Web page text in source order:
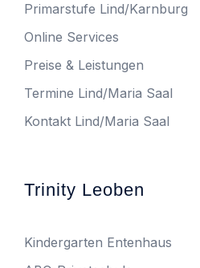
Primarstufe Lind/Karnburg
Online Services
Preise & Leistungen
Termine Lind/Maria Saal
Kontakt Lind/Maria Saal
Trinity Leoben
Kindergarten Entenhaus